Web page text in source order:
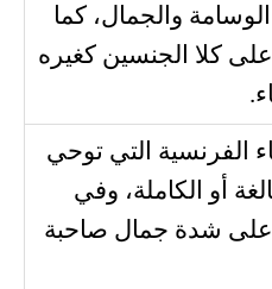
والجمال، كما
كلا الجنسين كغيره
الفرنسية التي توحي
أو الكاملة، وفي
على شدة جمال صاحبة